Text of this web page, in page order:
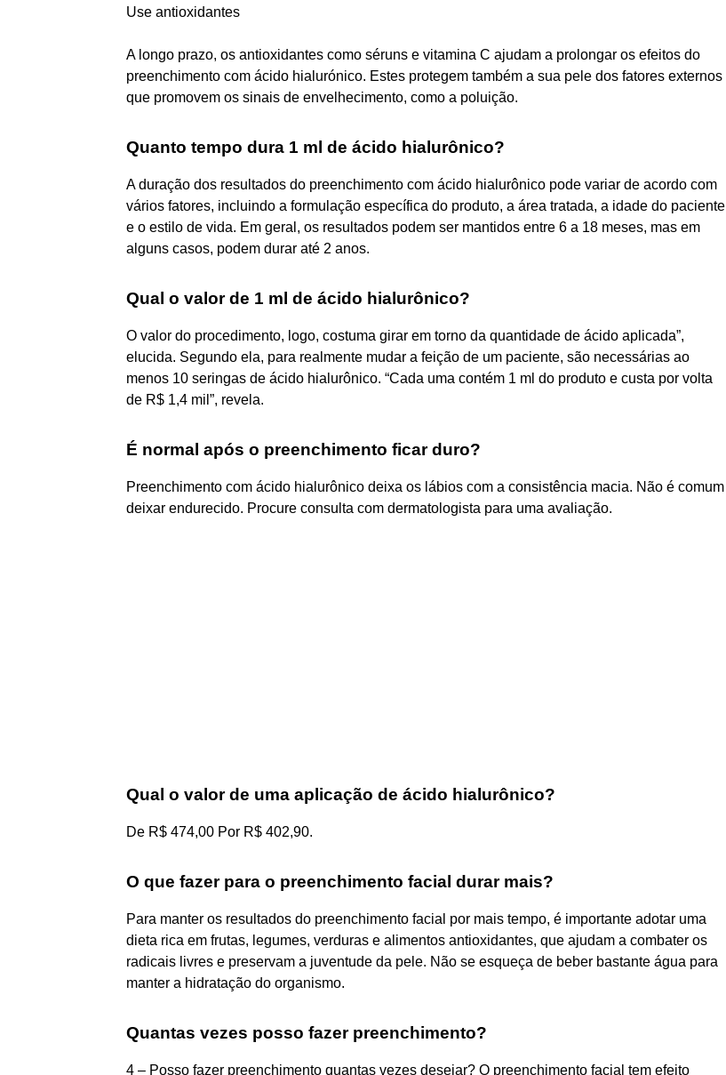
Use antioxidantes
A longo prazo, os antioxidantes como séruns e vitamina C ajudam a prolongar os efeitos do
preenchimento com ácido hialurónico. Estes protegem também a sua pele dos fatores externos
que promovem os sinais de envelhecimento, como a poluição.
Quanto tempo dura 1 ml de ácido hialurônico?
A duração dos resultados do preenchimento com ácido hialurônico pode variar de acordo com
vários fatores, incluindo a formulação específica do produto, a área tratada, a idade do paciente
e o estilo de vida. Em geral, os resultados podem ser mantidos entre 6 a 18 meses, mas em
alguns casos, podem durar até 2 anos.
Qual o valor de 1 ml de ácido hialurônico?
O valor do procedimento, logo, costuma girar em torno da quantidade de ácido aplicada”,
elucida. Segundo ela, para realmente mudar a feição de um paciente, são necessárias ao
menos 10 seringas de ácido hialurônico. “Cada uma contém 1 ml do produto e custa por volta
de R$ 1,4 mil”, revela.
É normal após o preenchimento ficar duro?
Preenchimento com ácido hialurônico deixa os lábios com a consistência macia. Não é comum
deixar endurecido. Procure consulta com dermatologista para uma avaliação.
Qual o valor de uma aplicação de ácido hialurônico?
De R$ 474,00 Por R$ 402,90.
O que fazer para o preenchimento facial durar mais?
Para manter os resultados do preenchimento facial por mais tempo, é importante adotar uma
dieta rica em frutas, legumes, verduras e alimentos antioxidantes, que ajudam a combater os
radicais livres e preservam a juventude da pele. Não se esqueça de beber bastante água para
manter a hidratação do organismo.
Quantas vezes posso fazer preenchimento?
4 – Posso fazer preenchimento quantas vezes desejar? O preenchimento facial tem efeito